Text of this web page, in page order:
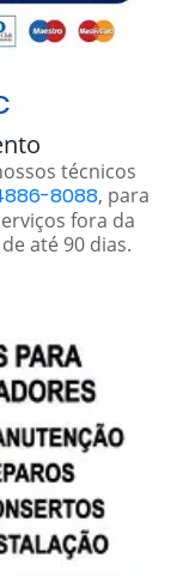
técnicos
8088, para
fora da
até 90 dias.